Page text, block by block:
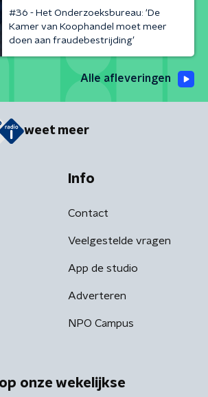
#36 - Het Onderzoeksbureau: ‘De
Kamer van Koophandel moet meer
doen aan fraudebestrijding’
Alle afleveringen
weet meer
Info
Contact
Veelgestelde vragen
App de studio
Adverteren
NPO Campus
onze wekelijkse